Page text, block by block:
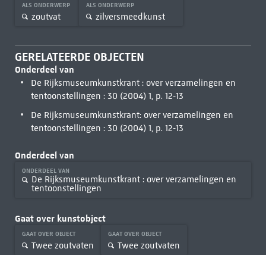
ALS ONDERWERP
zoutvat
ALS ONDERWERP
zilversmeedkunst
GERELATEERDE OBJECTEN
Onderdeel van
De Rijksmuseumkunstkrant : over verzamelingen en
tentoonstellingen : 30 (2004) 1, p. 12-13
De Rijksmuseumkunstkrant: over verzamelingen en
tentoonstellingen : 30 (2004) 1, p. 12-13
Onderdeel van
ONDERDEEL VAN
De Rijksmuseumkunstkrant : over verzamelingen en
tentoonstellingen
Gaat over kunstobject
GAAT OVER OBJECT
Twee zoutvaten
GAAT OVER OBJECT
Twee zoutvaten